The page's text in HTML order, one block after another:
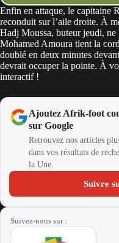
Enfin en attaque, le capitaine
reconduit sur l’aile droite. À
Hadj Moussa, buteur jeudi,
Mohamed Amoura tient la
doublé en deux minutes
devrait occuper la pointe. À
interactif !
Ajoutez Afrik-foot
sur Google
Retrouvez nos articles
dans vos résultats de
la Une.
Suivre
Suivez-nous sur :